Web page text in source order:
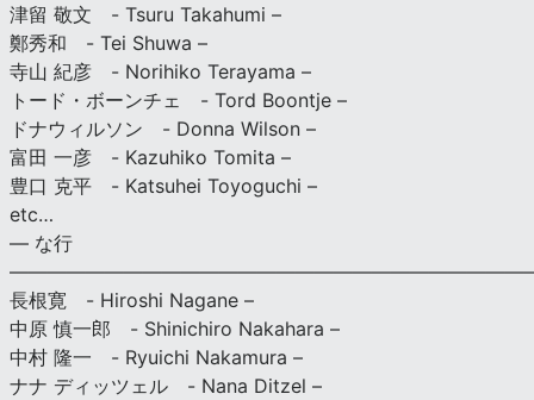
津留 敬文 - Tsuru Takahumi –
鄭秀和 - Tei Shuwa –
寺山 紀彦 - Norihiko Terayama –
トード・ボーンチェ - Tord Boontje –
ドナウィルソン - Donna Wilson –
富田 一彦 - Kazuhiko Tomita –
豊口 克平 - Katsuhei Toyoguchi –
etc…
— な行
長根寛 - Hiroshi Nagane –
中原 慎一郎 - Shinichiro Nakahara –
中村 隆一 - Ryuichi Nakamura –
ナナ ディッツェル - Nana Ditzel –